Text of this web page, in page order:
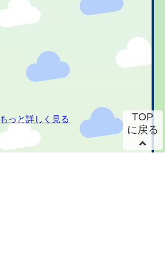
もっと詳しく見る
TOP
に戻る